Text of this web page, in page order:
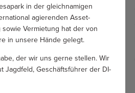
in der gleichnamigen
agierenden Asset-
Vermietung hat der von
in unsere Hände gelegt.
der wir uns gerne stellen. Wir
Jagdfeld, Geschäftsführer der DI-